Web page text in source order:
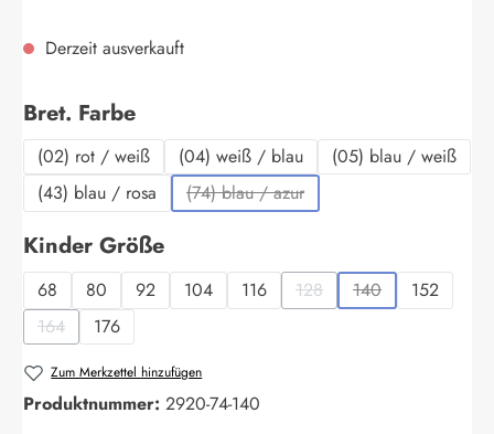
Derzeit ausverkauft
Bret. Farbeauswählen
(02) rot / weiß (04) weiß / blau
(05) blau / weiß
(43) blau / rosa
(74) blau / azur
(Diese Option ist zurzeit nicht
Kinder Größeauswählen
68 80 92 104 116 128
(Diese Option ist zurzeit
140
(Diese Option ist
152
164
(Diese Option ist zurzeit nicht verfügbar.)
176
Zum Merkzettel hinzufügen
Produktnummer: 2920-74-140